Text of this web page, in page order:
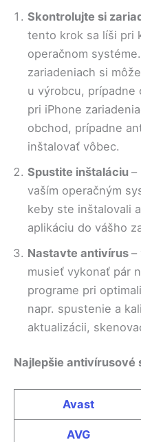
Skontrolujte si
tento krok sa líši pri
operačnom
zariadeniach si
u výrobcu, prípadne
pri iPhone
obchod, prípadne
inštalovať vôbec.
Spustite inštaláciu –
vaším operačným
keby ste inštalovali
aplikáciu do vášho
Nastavte antivírus –
musieť vykonať pár
programe pri
napr. spustenie a
aktualizácii,
Najlepšie antivírusové
Avast
AVG